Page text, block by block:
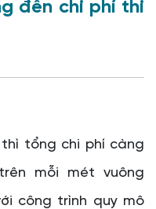
đến chi phí thi
tổng chi phí càng
mỗi mét vuông
công trình quy mô